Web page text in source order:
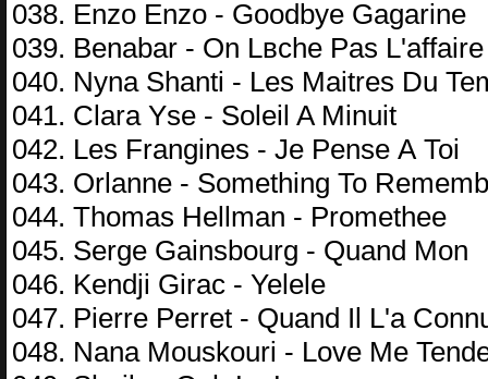
038. Enzo Enzo - Goodbye Gagarine
039. Benabar - On Lвche Pas L'affaire
040. Nyna Shanti - Les Maitres Du
041. Clara Yse - Soleil A Minuit
042. Les Frangines - Je Pense А Toi
043. Orlanne - Something To
044. Thomas Hellman - Promethee
045. Serge Gainsbourg - Quand Mon
046. Kendji Girac - Yelele
047. Pierre Perret - Quand Il L'a
048. Nana Mouskouri - Love Me